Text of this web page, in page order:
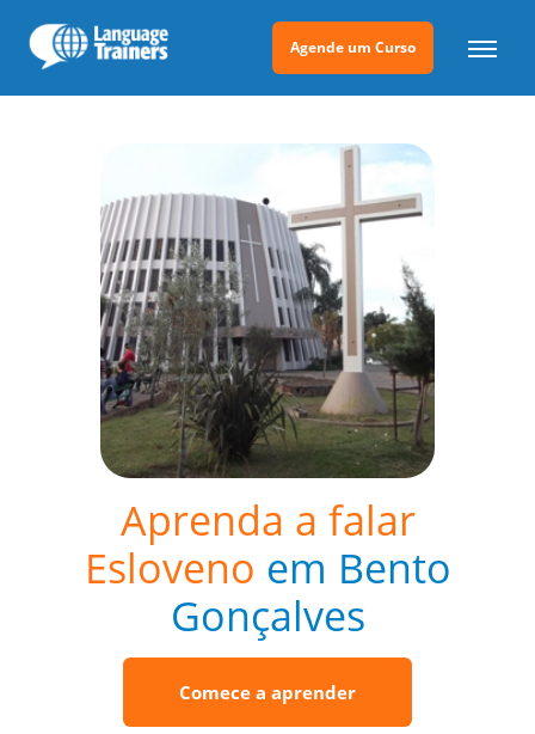
Agende um Curso
Aprenda a falar
Esloveno em Bento
Gonçalves
Comece a aprender